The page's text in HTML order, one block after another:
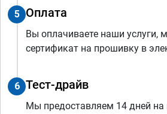
5 Оплата
Вы оплачиваете наши услуги,
сертификат на прошивку в
6 Тест-драйв
Мы предоставляем 14 дней на